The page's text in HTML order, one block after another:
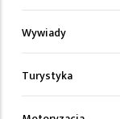
Wywiady
Turystyka